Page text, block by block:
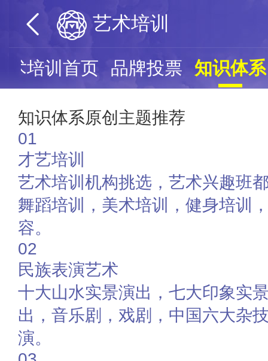
艺术培训
术培训首页 品牌投票 知识体系
知识体系原创主题推荐
01
才艺培训
艺术培训机构挑选，艺术兴趣班
舞蹈培训，美术培训，健身培训
容。
02
民族表演艺术
十大山水实景演出，七大印象实
出，音乐剧，戏剧，中国六大杂
演。